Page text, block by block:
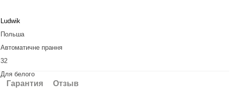
Ludwik
Польша
Автоматичне прання
32
Для белого
Гарантия Отзыв